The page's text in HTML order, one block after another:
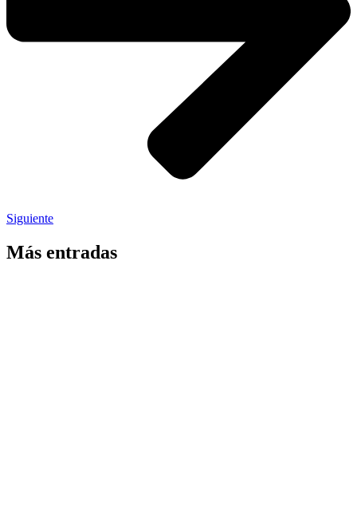
Siguiente
Más entradas